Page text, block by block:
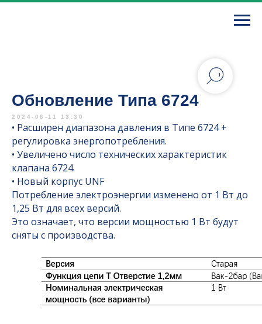
Обновление Типа 6724
2024-06-11 13:30
• Расширен диапазона давления в Типе 6724 +
регулировка энергопотребления.
• Увеличено число технических характеристик
клапана 6724.
• Новый корпус UNF
Потребление электроэнергии изменено от 1 Вт до
1,25 Вт для всех версий.
Это означает, что версии мощностью 1 Вт будут
сняты с производства.